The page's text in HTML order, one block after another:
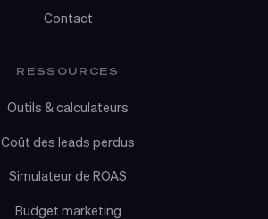
Contact
RESSOURCES
Outils & calculateurs
Coût des leads perdus
Simulateur de ROAS
Budget marketing